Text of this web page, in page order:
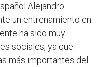
Alejandro
un entrenamiento en
ha sido muy
sociales, ya que
más importantes del